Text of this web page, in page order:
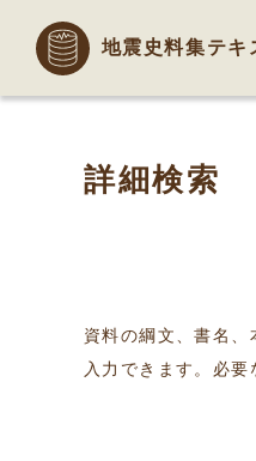
地震史料集テキ
詳細検索
資料の綱文、書名
入力できます。必